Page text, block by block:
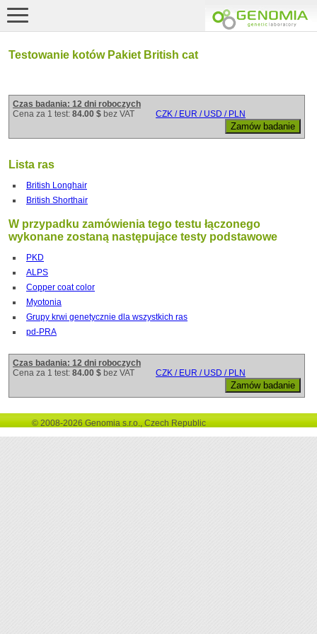
Testowanie kotów Pakiet British cat
Czas badania: 12 dni roboczych
Cena za 1 test: 84.00 $ bez VAT CZK / EUR / USD / PLN
Lista ras
British Longhair
British Shorthair
W przypadku zamówienia tego testu łączonego
wykonane zostaną następujące testy podstawowe
PKD
ALPS
Copper coat color
Myotonia
Grupy krwi genetycznie dla wszystkich ras
pd-PRA
Czas badania: 12 dni roboczych
Cena za 1 test: 84.00 $ bez VAT CZK / EUR / USD / PLN
© 2008-2026 Genomia s.r.o., Czech Republic